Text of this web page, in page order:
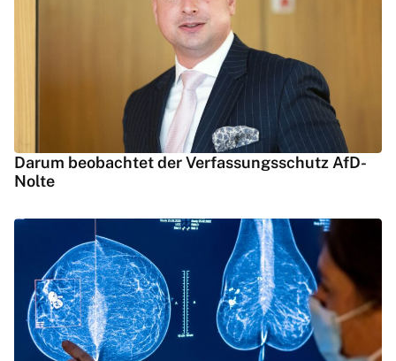
Darum beobachtet der Verfassungsschutz AfD-
Nolte